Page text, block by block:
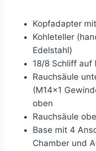
Kopfadapter
Kohleteller
Edelstahl)
18/8 Schliff auf
Rauchsäule
(M14x1
oben
Rauchsäule
Base mit 4
Chamber und